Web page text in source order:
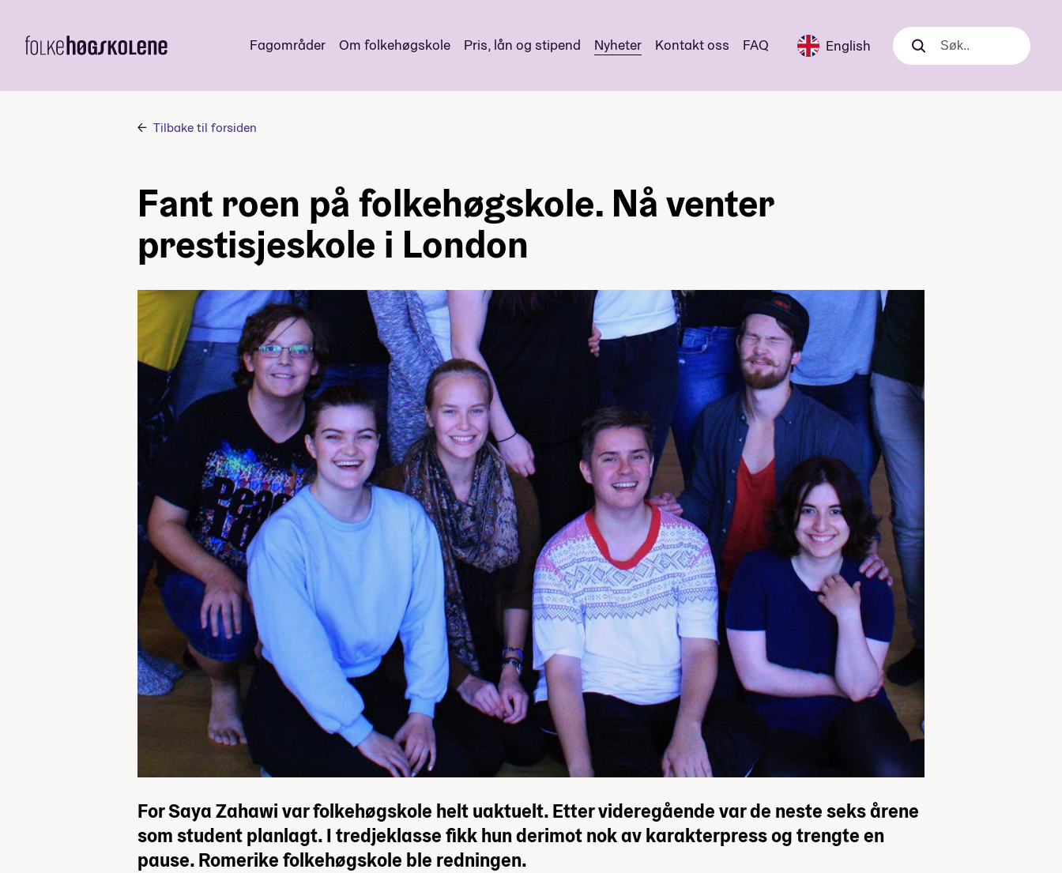
Fagområder Om folkehøgskole Pris, lån og stipend Nyheter Kontakt oss FAQ English Søk
Søk
Tilbake til forsiden
Fant roen på folkehøgskole. Nå venter
prestisjeskole i London
For Saya Zahawi var folkehøgskole helt uaktuelt. Etter videregående var de neste seks årene
som student planlagt. I tredjeklasse fikk hun derimot nok av karakterpress og trengte en
pause. Romerike folkehøgskole ble redningen.